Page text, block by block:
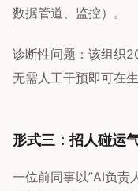
数据管道、监控）。
诊断性问题：该组织
无需人工干预即可在
形式三：招人碰运
一位前同事以”AI负责